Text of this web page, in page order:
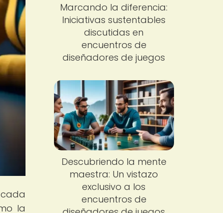
la
Marcando la diferencia:
Iniciativas sustentables
discutidas en
encuentros de
diseñadores de juegos
Descubriendo la mente
maestra: Un vistazo
exclusivo a los
encuentros de